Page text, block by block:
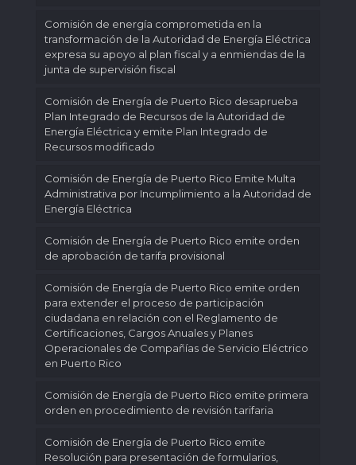
Comisión de energía comprometida en la
transformación de la Autoridad de Energía Eléctrica
expresa su apoyo al plan fiscal y a enmiendas de la
junta de supervisión fiscal
Comisión de Energía de Puerto Rico desaprueba
Plan Integrado de Recursos de la Autoridad de
Energía Eléctrica y emite Plan Integrado de
Recursos modificado
Comisión de Energía de Puerto Rico Emite Multa
Administrativa por Incumplimiento a la Autoridad de
Energía Eléctrica
Comisión de Energía de Puerto Rico emite orden
de aprobación de tarifa provisional
Comisión de Energía de Puerto Rico emite orden
para extender el proceso de participación
ciudadana en relación con el Reglamento de
Certificaciones, Cargos Anuales y Planes
Operacionales de Compañías de Servicio Eléctrico
en Puerto Rico
Comisión de Energía de Puerto Rico emite primera
orden en procedimiento de revisión tarifaria
Comisión de Energía de Puerto Rico emite
Resolución para presentación de formularios,